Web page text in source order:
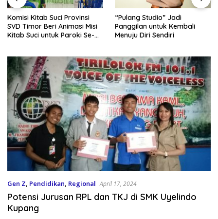
Komisi Kitab Suci Provinsi
SVD Timor Beri Animasi Misi
Kitab Suci untuk Paroki Se-
“Pulang Studio” Jadi
Panggilan untuk Kembali
Menuju Diri Sendiri
Gen Z, Pendidikan, Regional April 17, 2024
Potensi Jurusan RPL dan TKJ di SMK Uyelindo
Kupang